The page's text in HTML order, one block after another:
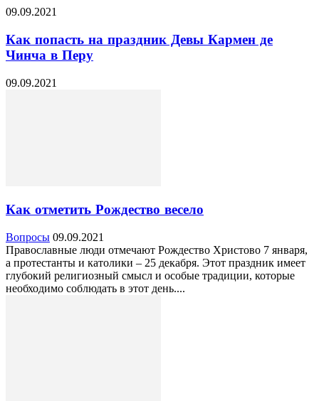
09.09.2021
Как попасть на праздник Девы Кармен де
Чинча в Перу
09.09.2021
Как отметить Рождество весело
Вопросы 09.09.2021
Православные люди отмечают Рождество Христово 7 января,
а протестанты и католики – 25 декабря. Этот праздник имеет
глубокий религиозный смысл и особые традиции, которые
необходимо соблюдать в этот день....